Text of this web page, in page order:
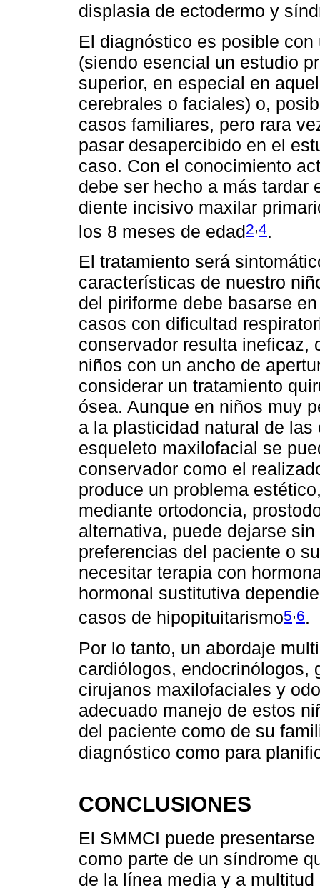
displasia de ectodermo y
El diagnóstico es posible
(siendo esencial un estudio
superior, en especial en
cerebrales o faciales) o,
casos familiares, pero rara
pasar desapercibido en el
caso. Con el conocimiento
debe ser hecho a más tardar
diente incisivo maxilar
los 8 meses de edad2,4.
El tratamiento será
características de nuestro
del piriforme debe basarse
casos con dificultad
conservador resulta ineficaz,
niños con un ancho de
considerar un tratamiento
ósea. Aunque en niños muy
a la plasticidad natural de
esqueleto maxilofacial se
conservador como el
produce un problema
mediante ortodoncia,
alternativa, puede dejarse
preferencias del paciente o
necesitar terapia con
hormonal sustitutiva
casos de hipopituitarismo5,6.
Por lo tanto, un abordaje
cardiólogos, endocrinólogos,
cirujanos maxilofaciales y
adecuado manejo de estos
del paciente como de su
diagnóstico como para
CONCLUSIONES
El SMMCI puede
como parte de un síndrome
de la línea media y a